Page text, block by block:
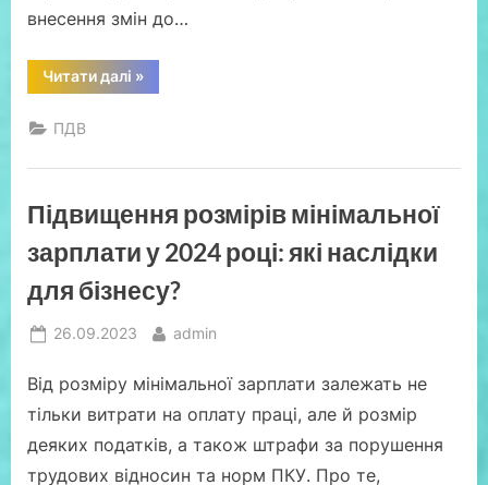
внесення змін до…
Читати далі “Щодо
реалізації
адміністративне
рішень
комісій
регіонального
рівня”
»
ПДВ
Підвищення розмірів мінімальної
зарплати у 2024 році: які наслідки
для бізнесу?
Posted
26.09.2023 By
admin
Від розміру мінімальної зарплати залежать не
тільки витрати на оплату праці, але й розмір
деяких податків, а також штрафи за порушення
трудових відносин та норм ПКУ. Про те,